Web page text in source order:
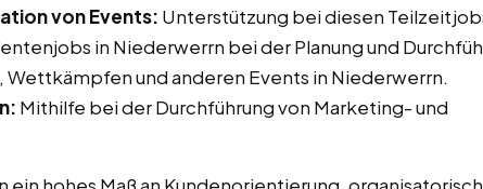
von Events: Unterstützung bei diesen
in Niederwerrn bei der Planung und
und anderen Events in Niederwerrn.
Mithilfe bei der Durchführung von Marketing- und